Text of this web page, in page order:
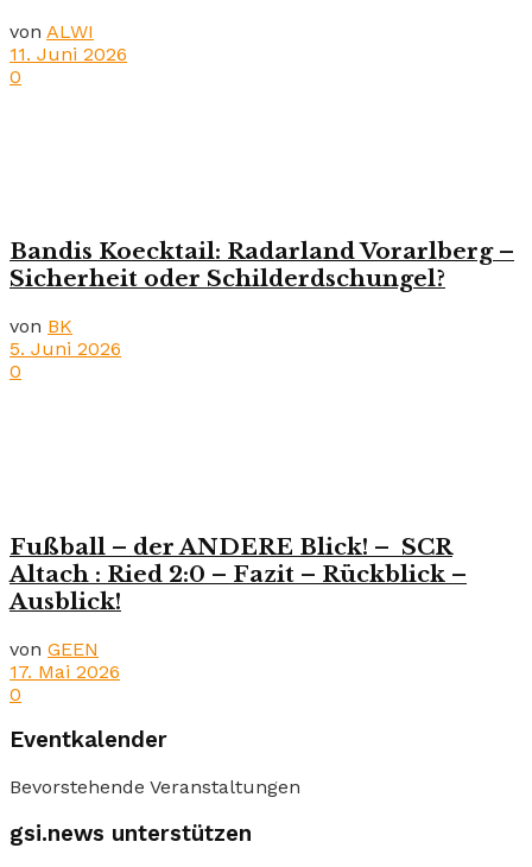
von ALWI
11. Juni 2026
0
Bandis Koecktail: Radarland Vorarlberg –
Sicherheit oder Schilderdschungel?
von BK
5. Juni 2026
0
Fußball – der ANDERE Blick! – SCR
Altach : Ried 2:0 – Fazit – Rückblick –
Ausblick!
von GEEN
17. Mai 2026
0
Eventkalender
Bevorstehende Veranstaltungen
gsi.news unterstützen